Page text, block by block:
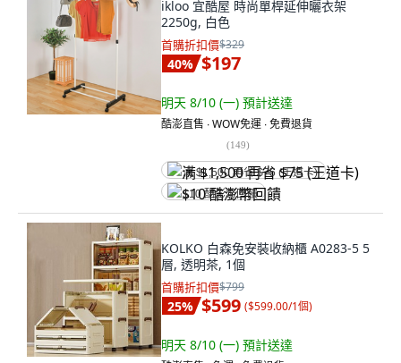
ikloo 宜酷屋 時尚單桿延伸曬衣架
2250g, 白色
首購折扣價$329
40% $197
明天 8/10 (一) 預計送達
酷澎直售 ∙ WOW免運 ∙ 免費退貨
(149)
满 $1,500 再省 $75 (王道卡)
$10 酷澎幣回饋
KOLKO 白森免安裝收納櫃 A0283-5 5
層, 透明茶, 1個
首購折扣價$799
25% $599 ($599.00/1個)
明天 8/10 (一) 預計送達